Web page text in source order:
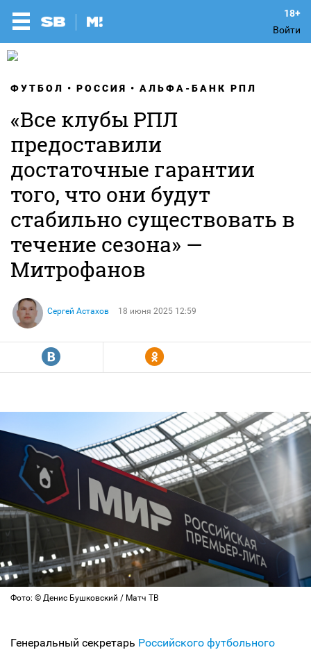
Войти
ФУТБОЛ РОССИЯ АЛЬФА-БАНК РПЛ
«Все клубы РПЛ
предоставили
достаточные гарантии
того, что они будут
стабильно существовать в
течение сезона» —
Митрофанов
Сергей Астахов 18 июня 2025 12:59
R Y
Фото: © Денис Бушковский / Матч ТВ
Генеральный секретарь Российского футбольного